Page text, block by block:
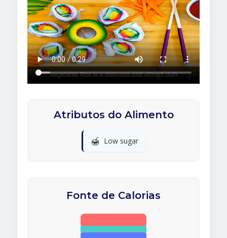
Atributos do Alimento
🍯 Low sugar
Fonte de Calorias